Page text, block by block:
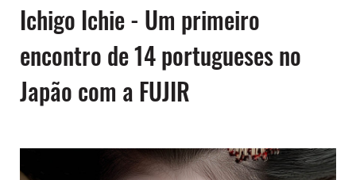
Ichigo Ichie - Um primeiro
encontro de 14 portugueses no
Japão com a FUJIR